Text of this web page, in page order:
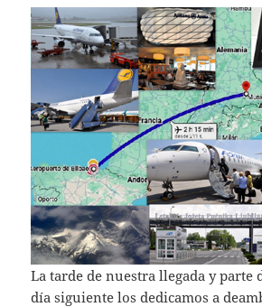
La tarde de nuestra llegada y parte
día siguiente los dedicamos a